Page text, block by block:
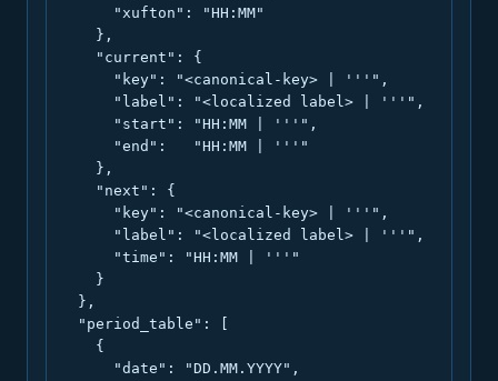
      "xufton": "HH:MM"
    },
    "current": {
      "key": "<canonical-key> | '''",
      "label": "<localized label> | '''",
      "start": "HH:MM | '''",
      "end":   "HH:MM | '''"
    },
    "next": {
      "key": "<canonical-key> | '''",
      "label": "<localized label> | '''",
      "time": "HH:MM | '''"
    }
  },
  "period_table": [
    {
      "date": "DD.MM.YYYY",